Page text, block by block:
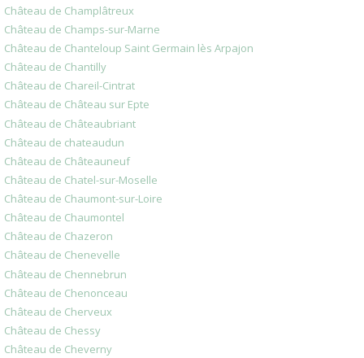
Château de Champlâtreux
Château de Champs-sur-Marne
Château de Chanteloup Saint Germain lès Arpajon
Château de Chantilly
Château de Chareil-Cintrat
Château de Château sur Epte
Château de Châteaubriant
Château de chateaudun
Château de Châteauneuf
Château de Chatel-sur-Moselle
Château de Chaumont-sur-Loire
Château de Chaumontel
Château de Chazeron
Château de Chenevelle
Château de Chennebrun
Château de Chenonceau
Château de Cherveux
Château de Chessy
Château de Cheverny